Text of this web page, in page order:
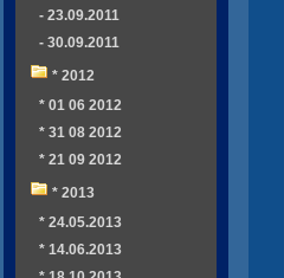
- 23.09.2011
- 30.09.2011
* 2012
* 01 06 2012
* 31 08 2012
* 21 09 2012
* 2013
* 24.05.2013
* 14.06.2013